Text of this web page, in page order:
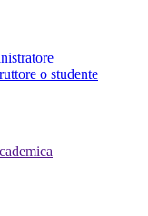
o studente